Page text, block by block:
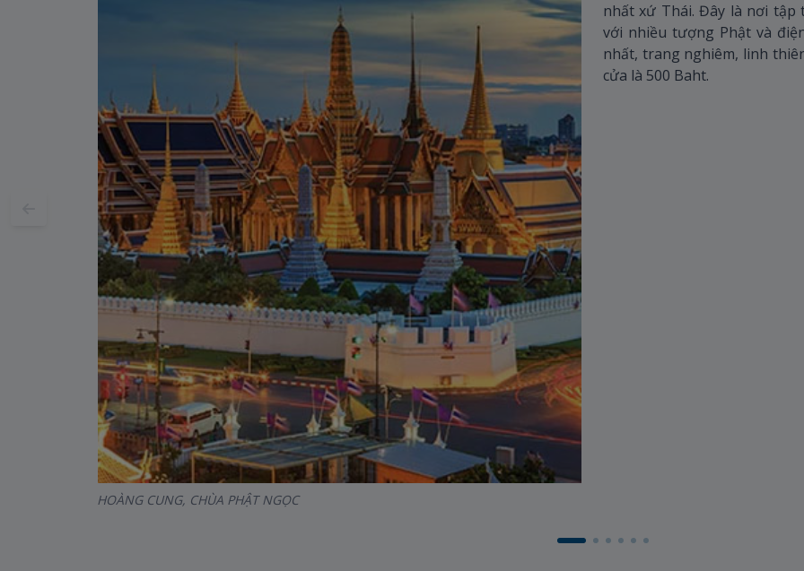
HOÀNG CUNG, CHÙA PHẬT NGỌC
nhất xứ Thái. Đây là nơi
với nhiều tượng Phật và
nhất, trang nghiêm, linh
cửa là 500 Baht.